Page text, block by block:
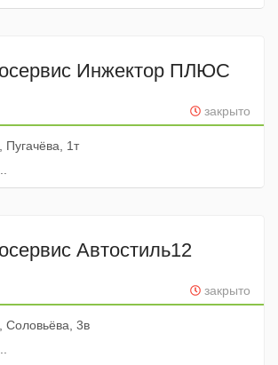
Инжектор ПЛЮС
закрыто
1т
Автостиль12
закрыто
3в